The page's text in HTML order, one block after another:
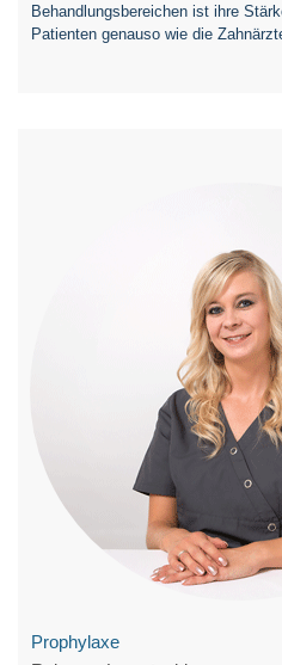
Behandlungsbereichen ist ihre
Patienten genauso wie die
Prophylaxe